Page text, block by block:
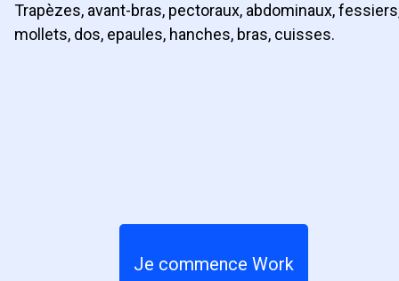
Trapèzes, avant-bras, pectoraux, abdominaux,
mollets, dos, epaules, hanches, bras, cuisses.
Je commence Work